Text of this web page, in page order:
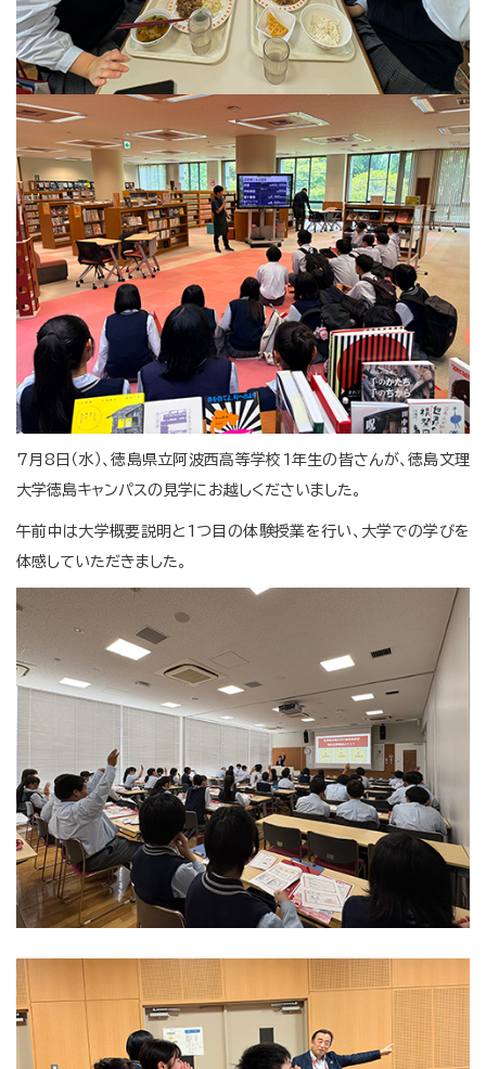
7月8日（水）、徳島県立阿波西高等学校1年生の皆さんが、徳島文理
大学徳島キャンパスの見学にお越しくださいました。
午前中は大学概要説明と1つ目の体験授業を行い、大学での学びを
体感していただきました。